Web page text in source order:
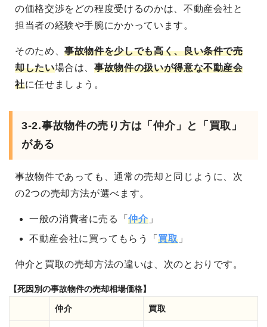
の価格交渉をどの程度受けるのかは、不動産会社と
担当者の経験や手腕にかかっています。
そのため、事故物件を少しでも高く、良い条件で売
却したい場合は、事故物件の扱いが得意な不動産会
社に任せましょう。
3-2.事故物件の売り方は「仲介」と「買取」
がある
事故物件であっても、通常の売却と同じように、次
の2つの売却方法が選べます。
一般の消費者に売る「仲介」
不動産会社に買ってもらう「買取」
仲介と買取の売却方法の違いは、次のとおりです。
【死因別の事故物件の売却相場価格】
仲介 買取